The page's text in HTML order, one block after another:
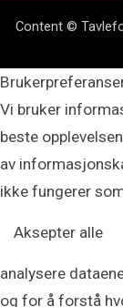
Content ©
Vi bruker
beste
av
ikke fungerer
Aksepter alle
analysere
og for å forstå